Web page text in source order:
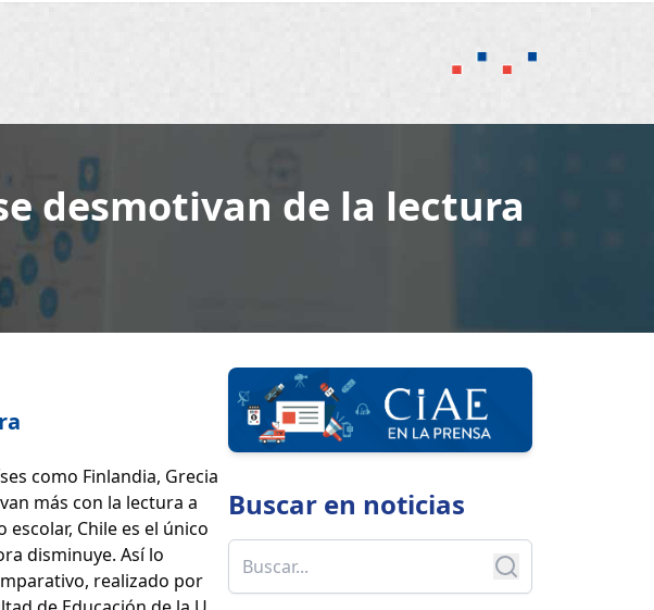
desmotivan de la lectura
como Finlandia, Grecia
más con la lectura a
escolar, Chile es el único
disminuye. Así lo
realizado por
Buscar en noticias